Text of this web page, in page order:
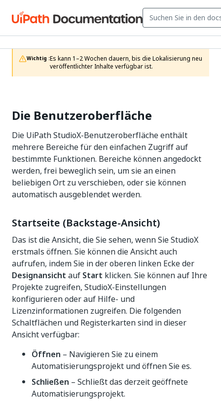
Wichtig :Es kann 1–2 Wochen dauern, bis die Lokalisierung neu
veröffentlichter Inhalte verfügbar ist.
Die Benutzeroberfläche
Die UiPath StudioX-Benutzeroberfläche enthält
mehrere Bereiche für den einfachen Zugriff auf
bestimmte Funktionen. Bereiche können angedockt
werden, frei beweglich sein, um sie an einen
beliebigen Ort zu verschieben, oder sie können
automatisch ausgeblendet werden.
Startseite (Backstage-Ansicht)
Das ist die Ansicht, die Sie sehen, wenn Sie StudioX
erstmals öffnen. Sie können die Ansicht auch
aufrufen, indem Sie in der oberen linken Ecke der
Designansicht auf Start klicken. Sie können auf Ihre
Projekte zugreifen, StudioX-Einstellungen
konfigurieren oder auf Hilfe- und
Lizenzinformationen zugreifen. Die folgenden
Schaltflächen und Registerkarten sind in dieser
Ansicht verfügbar:
Öffnen – Navigieren Sie zu einem
Automatisierungsprojekt und öffnen Sie es.
Schließen – Schließt das derzeit geöffnete
Automatisierungsprojekt.